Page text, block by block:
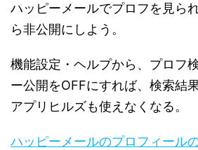
ハッピーメールでプロフを見ら
ら非公開にしよう。
機能設定・ヘルプから、プロフ
ー公開をOFFにすれば、検索結
アプリヒルズも使えなくなる。
ハッピーメールのプロフィール